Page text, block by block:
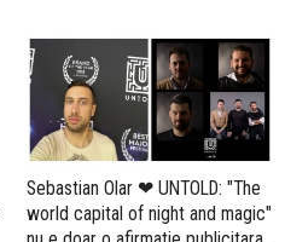
Sebastian Olar ❤ UNTOLD: "The
world capital of night and magic"